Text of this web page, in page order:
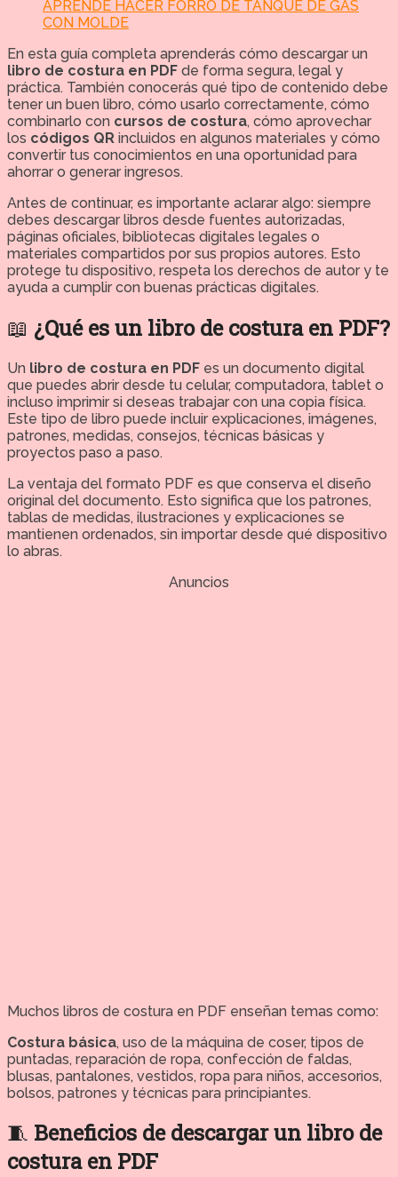
APRENDE HACER FORRO DE TANQUE DE GAS
CON MOLDE
En esta guía completa aprenderás cómo descargar un
libro de costura en PDF de forma segura, legal y
práctica. También conocerás qué tipo de contenido debe
tener un buen libro, cómo usarlo correctamente, cómo
combinarlo con cursos de costura, cómo aprovechar
los códigos QR incluidos en algunos materiales y cómo
convertir tus conocimientos en una oportunidad para
ahorrar o generar ingresos.
Antes de continuar, es importante aclarar algo: siempre
debes descargar libros desde fuentes autorizadas,
páginas oficiales, bibliotecas digitales legales o
materiales compartidos por sus propios autores. Esto
protege tu dispositivo, respeta los derechos de autor y te
ayuda a cumplir con buenas prácticas digitales.
📖 ¿Qué es un libro de costura en PDF?
Un libro de costura en PDF es un documento digital
que puedes abrir desde tu celular, computadora, tablet o
incluso imprimir si deseas trabajar con una copia física.
Este tipo de libro puede incluir explicaciones, imágenes,
patrones, medidas, consejos, técnicas básicas y
proyectos paso a paso.
La ventaja del formato PDF es que conserva el diseño
original del documento. Esto significa que los patrones,
tablas de medidas, ilustraciones y explicaciones se
mantienen ordenados, sin importar desde qué dispositivo
lo abras.
Anuncios
Muchos libros de costura en PDF enseñan temas como:
Costura básica, uso de la máquina de coser, tipos de
puntadas, reparación de ropa, confección de faldas,
blusas, pantalones, vestidos, ropa para niños, accesorios,
bolsos, patrones y técnicas para principiantes.
🧵 Beneficios de descargar un libro de
costura en PDF